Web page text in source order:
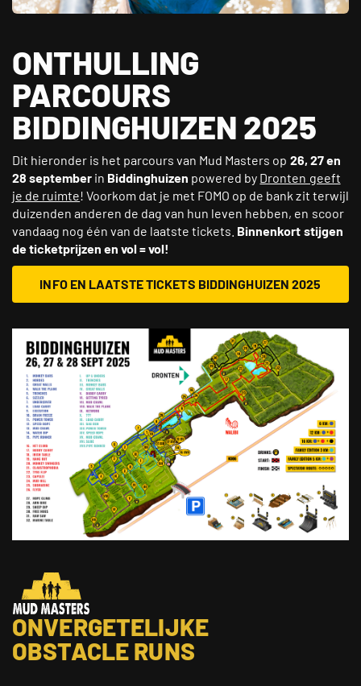
ONTHULLING
PARCOURS
BIDDINGHUIZEN 2025
Dit hieronder is het parcours van Mud Masters op 26, 27 en
28 september in Biddinghuizen powered by Dronten geeft
je de ruimte! Voorkom dat je met FOMO op de bank zit terwijl
duizenden anderen de dag van hun leven hebben, en scoor
vandaag nog één van de laatste tickets. Binnenkort stijgen
de ticketprijzen en vol = vol!
INFO EN LAATSTE TICKETS BIDDINGHUIZEN 2025
ONVERGETELIJKE
OBSTACLE RUNS